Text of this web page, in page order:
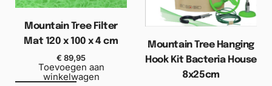
Mountain Tree Filter
Mat 120 x 100 x 4 cm
€ 89,95
Toevoegen aan
winkelwagen
Mountain Tree Hanging
Hook Kit Bacteria House
8x25cm